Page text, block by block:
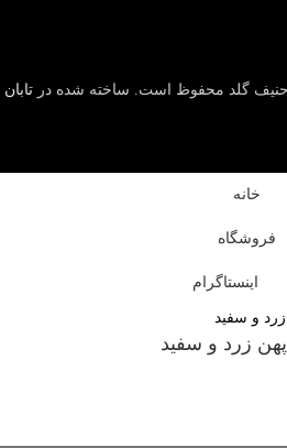
حنیف گلد محفوظ است. ساخته شده در تابان
خانه
فروشگاه
اینستاگرام
زرد و سفید